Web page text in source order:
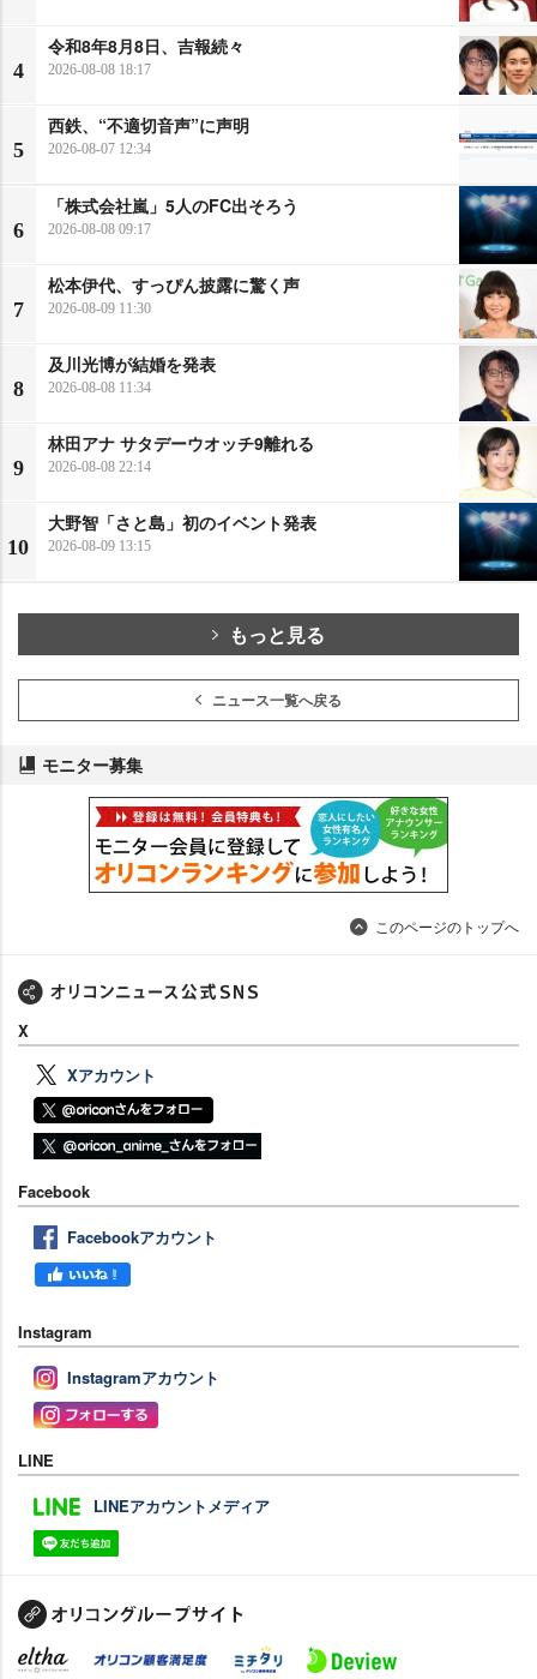
4
令和8年8月8日、吉報続々
2026-08-08 18:17
5
西鉄、“不適切音声”に声明
2026-08-07 12:34
6
「株式会社嵐」5人のFC出そろう
2026-08-08 09:17
7
松本伊代、すっぴん披露に驚く声
2026-08-09 11:30
8
及川光博が結婚を発表
2026-08-08 11:34
9
林田アナ サタデーウオッチ9離れる
2026-08-08 22:14
10
大野智「さと島」初のイベント発表
2026-08-09 13:15
もっと見る
ニュース一覧へ戻る
モニター募集
このページのトップへ
X
Xアカウント
Facebook
Facebookアカウント
Instagram
Instagramアカウント
LINE
LINEアカウントメディア